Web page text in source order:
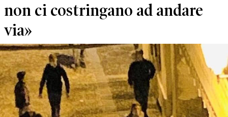
non ci costringano ad andare
via»